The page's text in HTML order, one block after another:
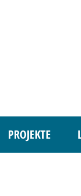
PROJEKTE